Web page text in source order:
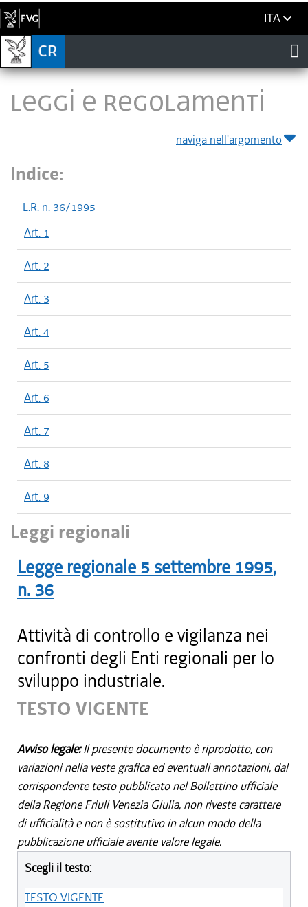
ITA
LEGGI E REGOLAMENTI
naviga nell'argomento
Indice:
L.R. n. 36/1995
Art. 1
Art. 2
Art. 3
Art. 4
Art. 5
Art. 6
Art. 7
Art. 8
Art. 9
Leggi regionali
Legge regionale 5 settembre 1995,
n. 36
Attività di controllo e vigilanza nei
confronti degli Enti regionali per lo
sviluppo industriale.
TESTO VIGENTE
Avviso legale:Il presente documento è riprodotto, con
variazioni nella veste grafica ed eventuali annotazioni, dal
corrispondente testo pubblicato nel Bollettino ufficiale
della Regione Friuli Venezia Giulia, non riveste carattere
di ufficialità e non è sostitutivo in alcun modo della
pubblicazione ufficiale avente valore legale.
Scegli il testo:
TESTO VIGENTE